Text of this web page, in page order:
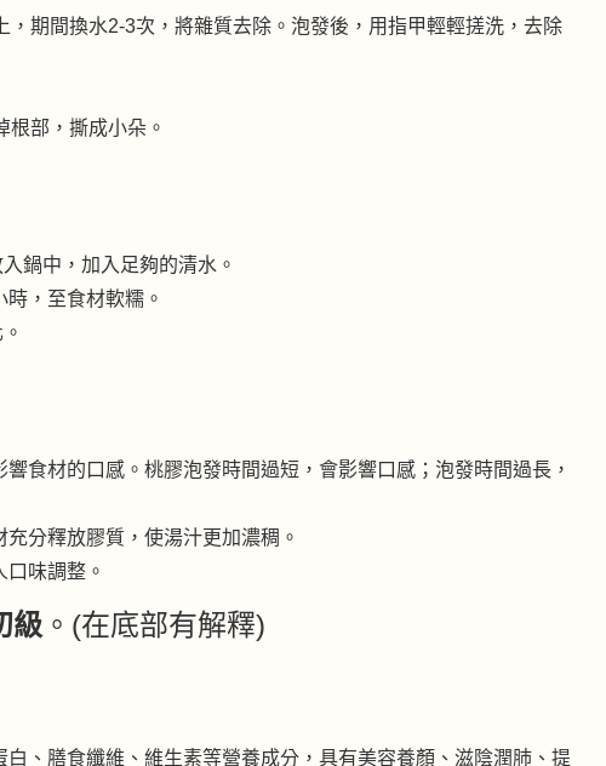
，期間換水2-3次，將雜質去除。泡發後，用指甲輕輕搓洗，去除
根部，撕成小朵。
鍋中，加入足夠的清水。
，至食材軟糯。
食材的口感。桃膠泡發時間過短，會影響口感；泡發時間過長，
分釋放膠質，使湯汁更加濃稠。
味調整。
級 。(在底部有解釋)
白、膳食纖維、維生素等營養成分，具有美容養顏、滋陰潤肺、提